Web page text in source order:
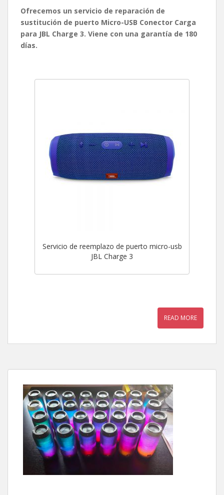
Ofrecemos un servicio de reparación de
sustitución de puerto Micro-USB Conector Carga
para JBL Charge 3. Viene con una garantía de 180
días.
Servicio de reemplazo de puerto micro-usb
JBL Charge 3
READ MORE